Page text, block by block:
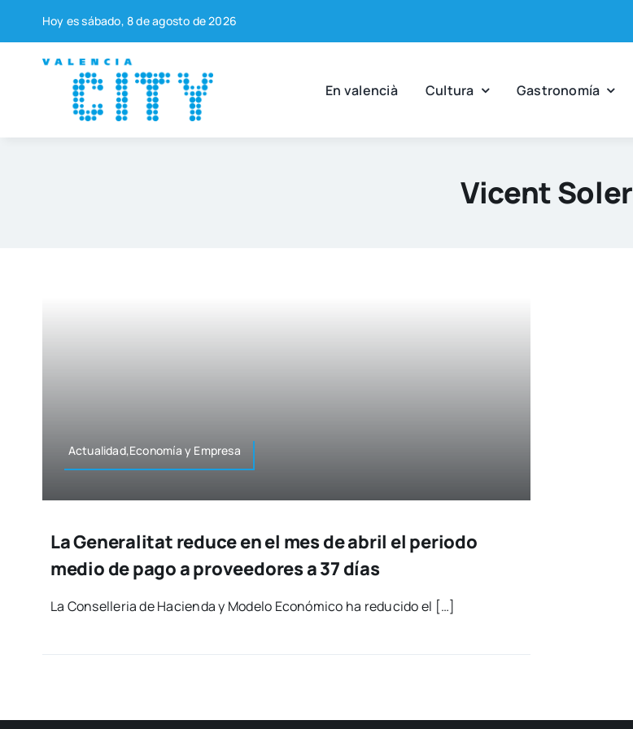
contenido
Hoy es sába­do, 8 de agos­to de 2026
En valen­cià Cul­tu­ra Gas­tro­no­mía
Vicent Soler
Actualidad,Economía y Empre­sa
La Generalitat reduce en el mes de abril el periodo
medio de pago a proveedores a 37 días
La Con­se­lle­ria de Hacien­da y Mode­lo Eco­nó­mi­co ha redu­ci­do el […]